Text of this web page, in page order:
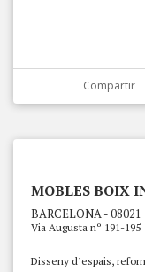
Compartir
MOBLES BOIX
BARCELONA - 08021
Via Augusta nº 191-195
Disseny d’espais,